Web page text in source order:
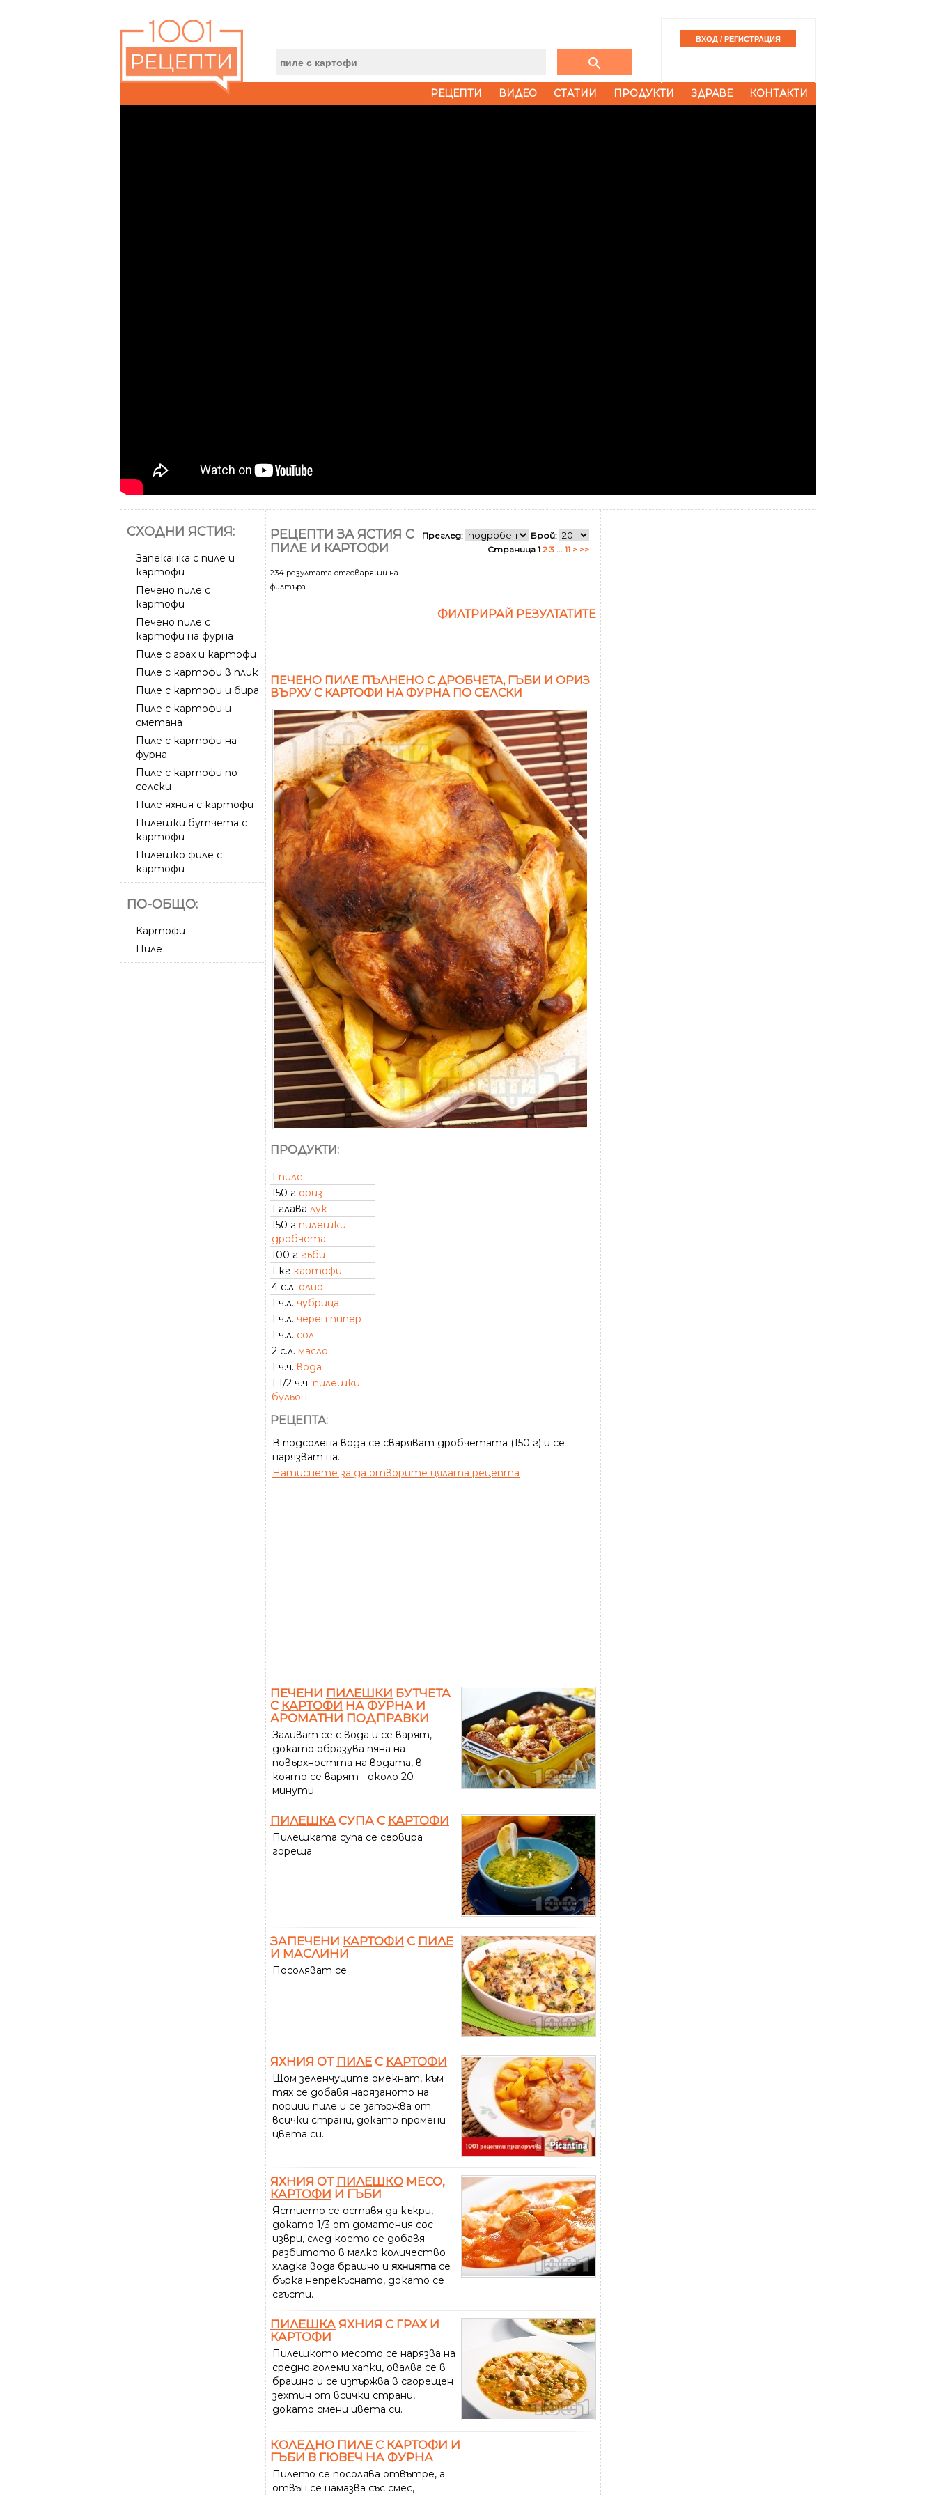
search
РЕЦЕПТИ ВИДЕО СТАТИИ ПРОДУКТИ ЗДРАВЕ КОНТАКТИ
СХОДНИ ЯСТИЯ:
Запеканка с пиле и
картофи
Печено пиле с
картофи
Печено пиле с
картофи на фурна
Пиле с грах и картофи
Пиле с картофи в плик
Пиле с картофи и бира
Пиле с картофи и
сметана
Пиле с картофи на
фурна
Пиле с картофи по
селски
Пиле яхния с картофи
Пилешки бутчета с
картофи
Пилешко филе с
картофи
ПО-ОБЩО:
Картофи
Пиле
РЕЦЕПТИ ЗА ЯСТИЯ С
ПИЛЕ И КАРТОФИ
234 резултата отговарящи на
филтъра
Преглед:
Брой:
Страница 1 2 3 ... 11 > >>
ФИЛТРИРАЙ РЕЗУЛТАТИТЕ
ПЕЧЕНО ПИЛЕ ПЪЛНЕНО С ДРОБЧЕТА, ГЪБИ И ОРИЗ
ВЪРХУ С КАРТОФИ НА ФУРНА ПО СЕЛСКИ
ПРОДУКТИ:
1 пиле
150 г ориз
1 глава лук
150 г пилешки
дробчета
100 г гъби
1 кг картофи
4 с.л. олио
1 ч.л. чубрица
1 ч.л. черен пипер
1 ч.л. сол
2 с.л. масло
1 ч.ч. вода
1 1/2 ч.ч. пилешки
бульон
РЕЦЕПТА:
В подсолена вода се сваряват дробчетата (150 г) и се
нарязват на...
Натиснете за да отворите цялата рецепта
ПЕЧЕНИ ПИЛЕШКИ БУТЧЕТА
С КАРТОФИ НА ФУРНА И
АРОМАТНИ ПОДПРАВКИ
Заливат се с вода и се варят,
докато образува пяна на
повърхността на водата, в
която се варят - около 20
минути.
ПИЛЕШКА СУПА С КАРТОФИ
Пилешката супа се сервира
гореща.
ЗАПЕЧЕНИ КАРТОФИ С ПИЛЕ
И МАСЛИНИ
Посоляват се.
ЯХНИЯ ОТ ПИЛЕ С КАРТОФИ
Щом зеленчуците омекнат, към
тях се добавя нарязаното на
порции пиле и се запържва от
всички страни, докато промени
цвета си.
ЯХНИЯ ОТ ПИЛЕШКО МЕСО,
КАРТОФИ И ГЪБИ
Ястието се оставя да къкри,
докато 1/3 от доматения сос
изври, след което се добавя
разбитото в малко количество
хладка вода брашно и яхнията се
бърка непрекъснато, докато се
сгъсти.
ПИЛЕШКА ЯХНИЯ С ГРАХ И
КАРТОФИ
Пилешкото месото се нарязва на
средно големи хапки, овалва се в
брашно и се изпържва в сгорещен
зехтин от всички страни,
докато смени цвета си.
КОЛЕДНО ПИЛЕ С КАРТОФИ И
ГЪБИ В ГЮВЕЧ НА ФУРНА
Пилето се посолява отвътре, а
отвън се намазва със смес,